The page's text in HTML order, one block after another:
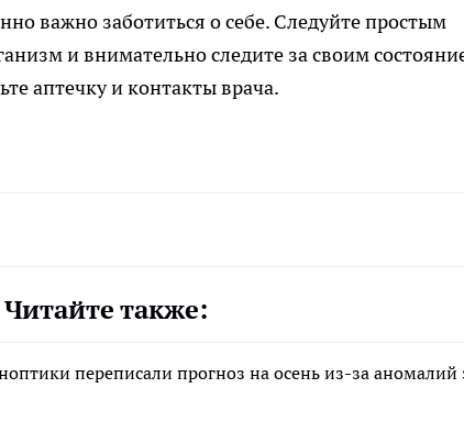
важно заботиться о себе. Следуйте простым
и внимательно следите за своим
аптечку и контакты врача.
Читайте также:
переписали прогноз на осень из-за аномалий